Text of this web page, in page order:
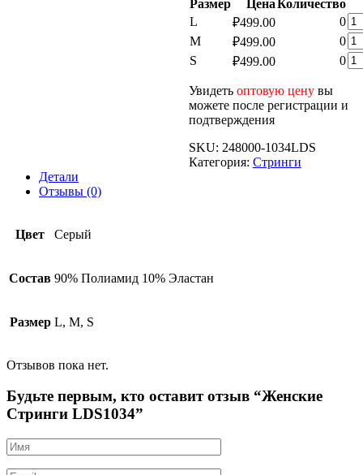
Размер Цена Количество
L
₽499.00 0
M ₽499.00 0
S ₽499.00 0
Увидеть оптовую ценувы
можете после регистрации и
подтверждения
SKU: 248000-1034LDS
Категория: Стринги
Детали
Отзывы (0)
Цвет Серый
Состав 90% Полиамид 10% Эластан
Размер L, M, S
Отзывов пока нет.
Будьте первым, кто оставит отзыв “Женские
Стринги LDS1034”